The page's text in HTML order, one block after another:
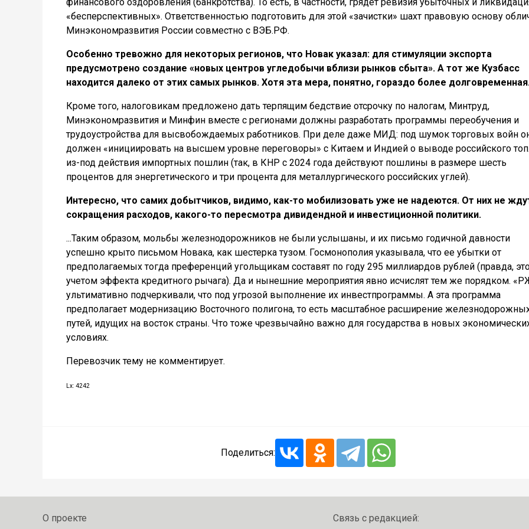
«бесперспективных». Ответственностью подготовить для этой «зачистки» шахт правовую основу
Минэкономразвития России совместно с ВЭБ.РФ.
Особенно тревожно для некоторых регионов, что Новак указал: для стимуляции экспорта
предусмотрено создание «новых центров угледобычи вблизи рынков сбыта». А тот же Кузбасс
находится далеко от этих самых рынков. Хотя эта мера, понятно, гораздо более
Кроме того, налоговикам предложено дать терпящим бедствие отсрочку по налогам, Минтруд,
Минэкономразвития и Минфин вместе с регионами должны разработать программы переобучения и
трудоустройства для высвобождаемых работников. При деле даже МИД: под шумок торговых войн
должен «инициировать на высшем уровне переговоры» с Китаем и Индией о выводе российского
из-под действия импортных пошлин (так, в КНР с 2024 года действуют пошлины в размере шесть
процентов для энергетического и три процента для металлургического российских углей).
Интересно, что самих добытчиков, видимо, как-то мобилизовать уже не надеются. От них не
сокращения расходов, какого-то пересмотра дивидендной и инвестиционной политики.
...Таким образом, мольбы железнодорожников не были услышаны, и их письмо годичной давности
успешно крыто письмом Новака, как шестерка тузом. Госмонополия указывала, что ее убытки от
предполагаемых тогда преференций угольщикам составят по году 295 миллиардов рублей (правда,
учетом эффекта кредитного рычага). Да и нынешние мероприятия явно исчислят тем же порядком.
ультимативно подчеркивали, что под угрозой выполнение их инвестпрограммы. А эта программа
предполагает модернизацию Восточного полигона, то есть масштабное расширение
путей, идущих на восток страны. Что тоже чрезвычайно важно для государства в новых
условиях.
Перевозчик тему не комментирует.
Lx: 4242
Поделиться:
О проекте Связь с редакцией: